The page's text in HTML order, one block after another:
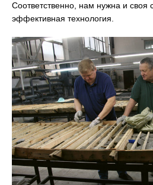
Соответственно, нам нужна и своя
эффективная технология.